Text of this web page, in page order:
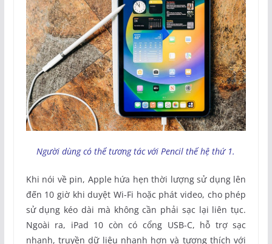
Người dùng có thể tương tác với Pencil thế hệ thứ 1.
Khi nói về pin, Apple hứa hẹn thời lượng sử dụng lên
đến 10 giờ khi duyệt Wi-Fi hoặc phát video, cho phép
sử dụng kéo dài mà không cần phải sạc lại liên tục.
Ngoài ra, iPad 10 còn có cổng USB-C, hỗ trợ sạc
nhanh, truyền dữ liệu nhanh hơn và tương thích với